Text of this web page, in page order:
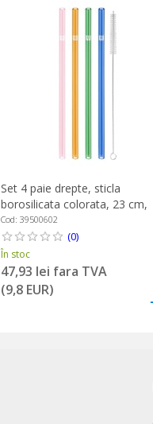
Set 4 paie drepte, sticla
borosilicata colorata, 23 cm,
"Sorrento" - Zwilling
Cod: 39500602
(0)
În stoc
47,93 lei fara TVA
(9,8 EUR)